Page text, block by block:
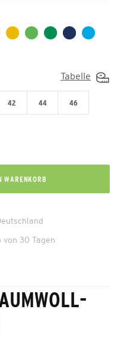
Tabelle
42 44 46
WARENKORB
30 Tagen